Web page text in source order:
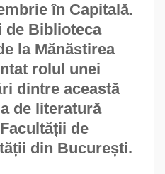
în Capitală.
de Biblioteca
la Mănăstirea
rolul unei
dintre această
de literatură
de
din București.